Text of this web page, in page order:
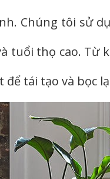
Chúng tôi sử
tuổi thọ cao. Từ
tái tạo và bọc